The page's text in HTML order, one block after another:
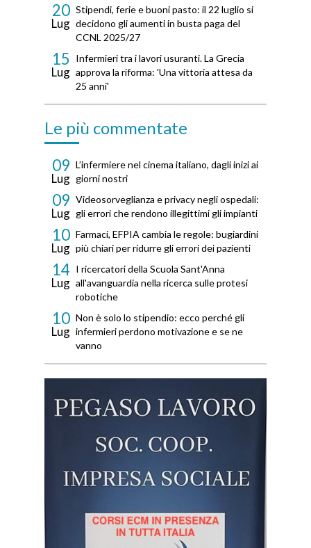
20
Lug
Stipendi, ferie e buoni pasto: il 22 luglio si
decidono gli aumenti in busta paga del
CCNL 2025/27
15
Lug
Infermieri tra i lavori usuranti. La Grecia
approva la riforma: 'Una vittoria attesa da
25 anni'
Le più commentate
09
Lug
L’infermiere nel cinema italiano, dagli inizi ai
giorni nostri
09
Lug
Videosorveglianza e privacy negli ospedali:
gli errori che rendono illegittimi gli impianti
10
Lug
Farmaci, EFPIA cambia le regole: bugiardini
più chiari per ridurre gli errori dei pazienti
14
Lug
I ricercatori della Scuola Sant'Anna
all'avanguardia nella ricerca sulle protesi
robotiche
10
Lug
Non è solo lo stipendio: ecco perché gli
infermieri perdono motivazione e se ne
vanno